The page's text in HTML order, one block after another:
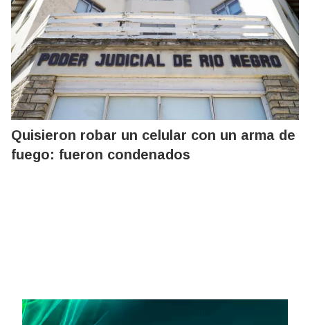
Quisieron robar un celular con un arma de
fuego: fueron condenados